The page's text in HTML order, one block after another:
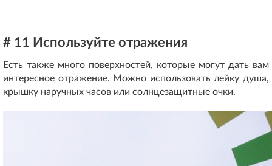
# 11 Используйте отражения
Есть также много поверхностей, которые могут дать вам
интересное отражение. Можно использовать лейку душа,
крышку наручных часов или солнцезащитные очки.